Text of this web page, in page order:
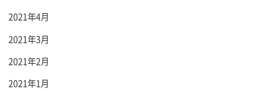
2021年4月
2021年3月
2021年2月
2021年1月